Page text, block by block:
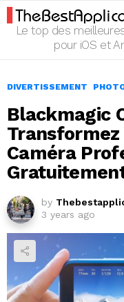
Le top des
pour iOS et
DIVERTISSEMENT
Blackmagic
Transformez
Caméra
by
3 years ago